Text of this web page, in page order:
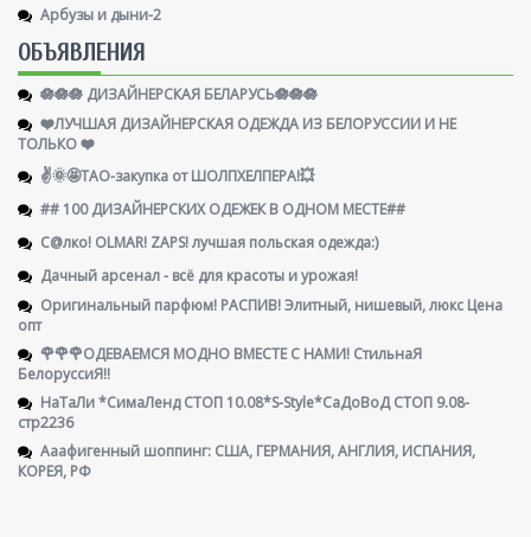
Арбузы и дыни-2
ОБЪЯВЛЕНИЯ
🪷🪷🪷 ДИЗАЙНЕРСКАЯ БЕЛАРУСЬ🪷🪷🪷
❤️ЛУЧШАЯ ДИЗАЙНЕРСКАЯ ОДЕЖДА ИЗ БЕЛОРУССИИ И НЕ
ТОЛЬКО ❤️
✌️🌞🤩ТАО-закупка от ШОЛПХЕЛПЕРА!💥
## 100 ДИЗАЙНЕРСКИХ ОДЕЖЕК В ОДНОМ МЕСТЕ##
С@лко! OLMAR! ZAPS! лучшая польская одежда:)
Дачный арсенал - всё для красоты и урожая!
Оригинальный парфюм! РАСПИВ! Элитный, нишевый, люкс Цена
опт
🌹🌹🌹ОДЕВАЕМСЯ МОДНО ВМЕСТЕ С НАМИ! СтильнаЯ
БелоруссиЯ‼
НаТаЛи *СимаЛенд СТОП 10.08*S-Style*СаДоВоД СТОП 9.08-
стр2236
Ааафигенный шоппинг: США, ГЕРМАНИЯ, АНГЛИЯ, ИСПАНИЯ,
КОРЕЯ, РФ